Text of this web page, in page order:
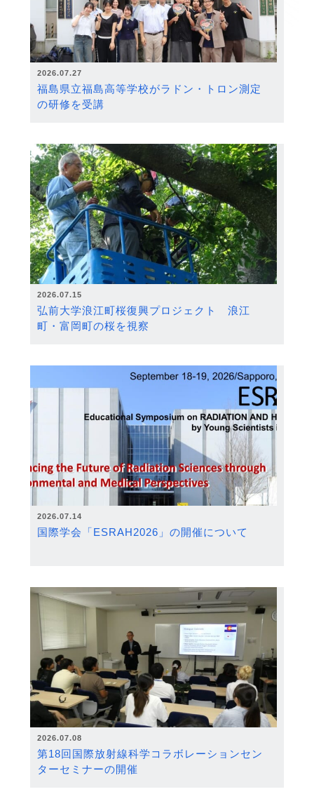
2026.07.27
福島県立福島高等学校がラドン・トロン測定
の研修を受講
2026.07.15
弘前大学浪江町桜復興プロジェクト 浪江
町・富岡町の桜を視察
2026.07.14
国際学会「ESRAH2026」の開催について
2026.07.08
第18回国際放射線科学コラボレーションセン
ターセミナーの開催